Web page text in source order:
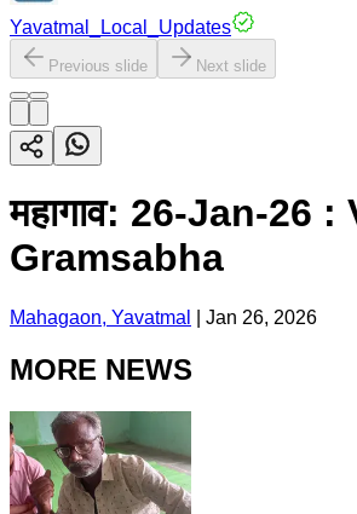
Yavatmal_Local_Updates
Previous slide Next slide
महागाव: 26-Jan-26
Gramsabha
Mahagaon, Yavatmal Jan 26, 2026
MORE NEWS